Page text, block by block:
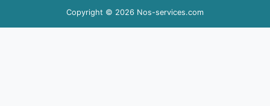
Copyright © 2026 Nos-services.com